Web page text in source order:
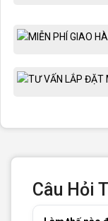
Câu Hỏi